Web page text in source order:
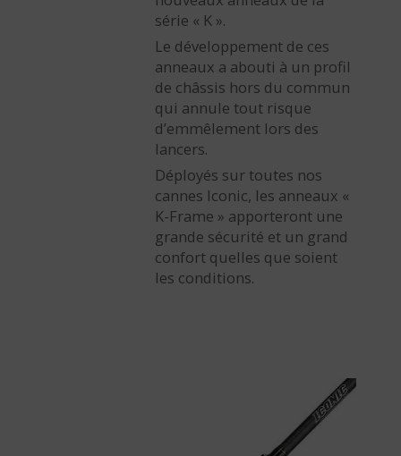
série « K ».
Le développement de ces
anneaux a abouti à un profil
de châssis hors du commun
qui annule tout risque
d’emmêlement lors des
lancers.
Déployés sur toutes nos
cannes Iconic, les anneaux «
K-Frame » apporteront une
grande sécurité et un grand
confort quelles que soient
les conditions.